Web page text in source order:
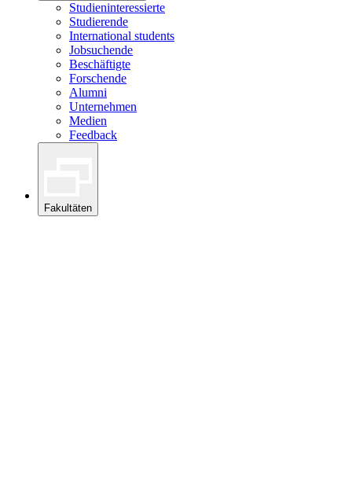
Studieninteressierte
Studierende
International students
Jobsuchende
Beschäftigte
Forschende
Alumni
Unternehmen
Medien
Feedback
Fakultäten